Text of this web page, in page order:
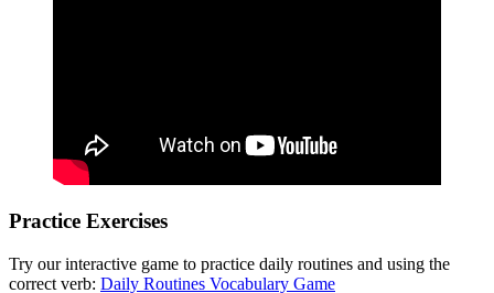
Practice Exercises
Try our interactive game to practice daily routines and using the
correct verb: Daily Routines Vocabulary Game